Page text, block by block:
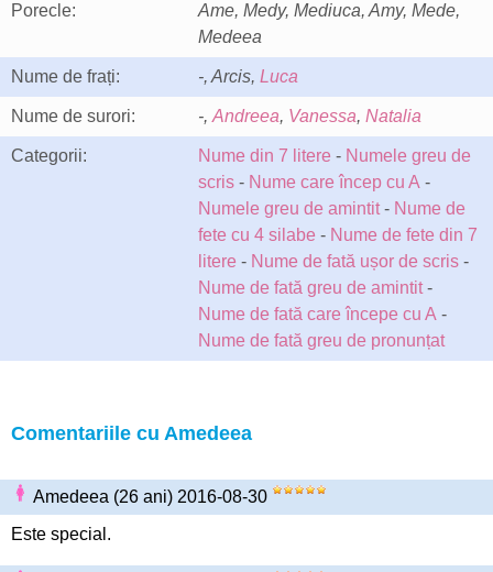
Porecle:
Ame, Medy, Mediuca, Amy, Mede,
Medeea
Nume de frați: -, Arcis, Luca
Nume de surori: -, Andreea, Vanessa, Natalia
Categorii: Nume din 7 litere - Numele greu de
scris - Nume care încep cu A -
Numele greu de amintit- Nume de
fete cu 4 silabe - Nume de fete din 7
litere - Nume de fată ușor de scris -
Nume de fată greu de amintit-
Nume de fată care începe cu A -
Nume de fată greu de pronunțat
Comentariile cu Amedeea
Amedeea (26 ani) 2016-08-30
Este special.